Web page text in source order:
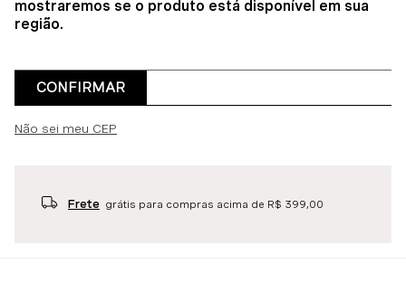
mostraremos se o produto está disponível em sua
região.
CONFIRMAR
Não sei meu CEP
Frete grátis para compras acima de R$ 399,00